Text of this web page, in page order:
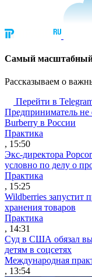
Cамый масштабный
Рассказываем о
Перейти в
Предприниматель не
Burberry в России
Практика
, 15:50
Экс-директора
условно по делу о
Практика
, 15:25
Wildberries запустит
хранения товаров
Практика
, 14:31
Суд в США обязал
детям в соцсетях
Международная
, 13:54